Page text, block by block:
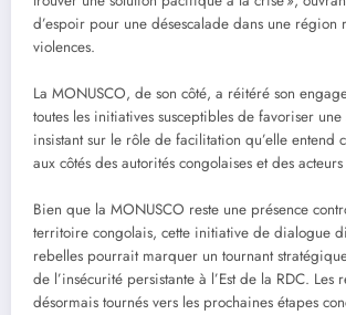
d’espoir pour une désescalade dans une région
violences.
La MONUSCO, de son côté, a réitéré son
toutes les initiatives susceptibles de favoriser
insistant sur le rôle de facilitation qu’elle entend
aux côtés des autorités congolaises et des
Bien que la MONUSCO reste une présence
territoire congolais, cette initiative de dialogue
rebelles pourrait marquer un tournant
de l’insécurité persistante à l’Est de la RDC. Les
désormais tournés vers les prochaines étapes